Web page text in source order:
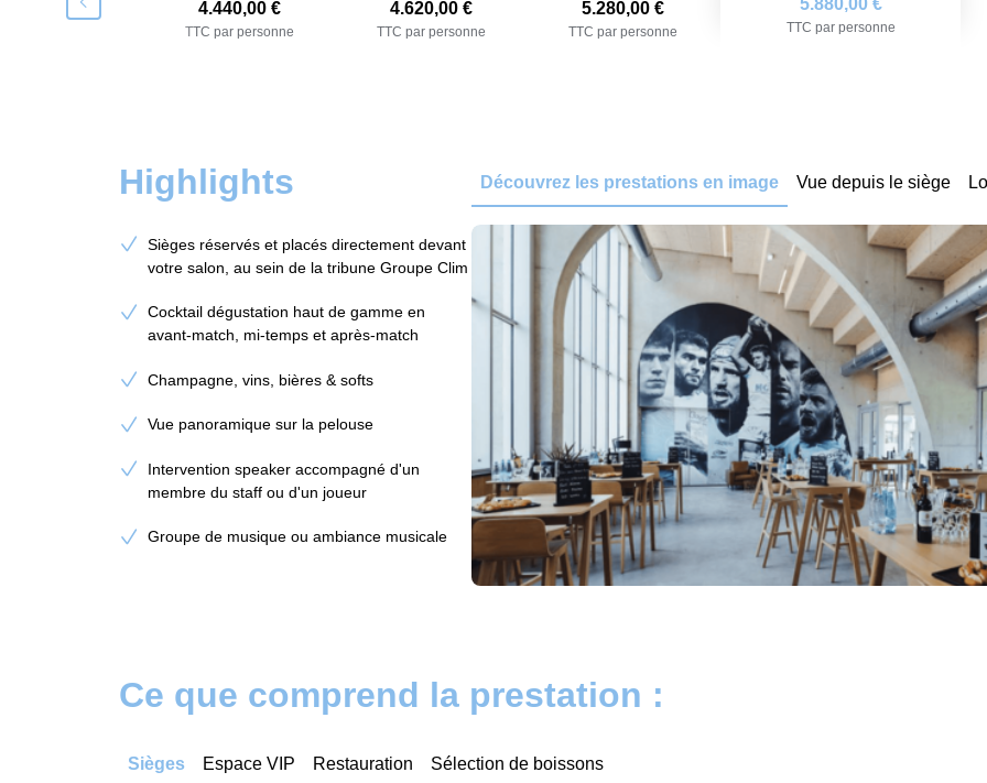
4.260,00 € 4.440,00 €
TTC par personne
4.620,00 €
TTC par personne
5.280,00 €
TTC par personne
5.880,00 €
TTC par personne
Highlights
Sièges réservés et placés directement devant
votre salon, au sein de la tribune Groupe Clim
Cocktail dégustation haut de gamme en
avant-match, mi-temps et après-match
Champagne, vins, bières & softs
Vue panoramique sur la pelouse
Intervention speaker accompagné d'un
membre du staff ou d'un joueur
Groupe de musique ou ambiance musicale
Découvrez les prestations en image Vue depuis le siège
Ce que comprend la prestation :
Sièges Espace VIP Restauration Sélection de boissons